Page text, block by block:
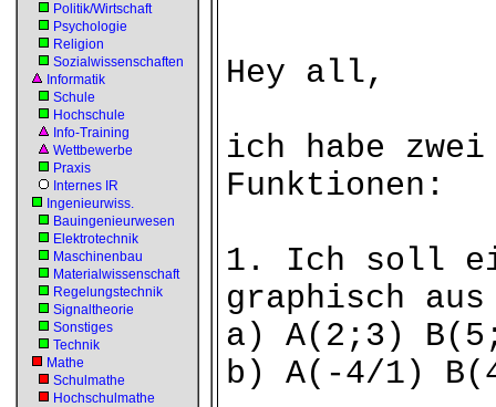
Politik/Wirtschaft
Psychologie
Religion
Sozialwissenschaften
Informatik
Schule
Hochschule
Info-Training
Wettbewerbe
Praxis
Internes IR
Ingenieurwiss.
Bauingenieurwesen
Elektrotechnik
Maschinenbau
Materialwissenschaft
Regelungstechnik
Signaltheorie
Sonstiges
Technik
Mathe
Schulmathe
Hochschulmathe
Hey all,
ich habe
Funktionen:
1. Ich soll
graphisch
a) A(2;3)
b) A(-4/1)